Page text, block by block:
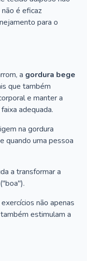
é eficaz
para o
a gordura bege
que também
e manter a
adequada.
na gordura
quando uma pessoa
a transformar a
não apenas
estimulam a